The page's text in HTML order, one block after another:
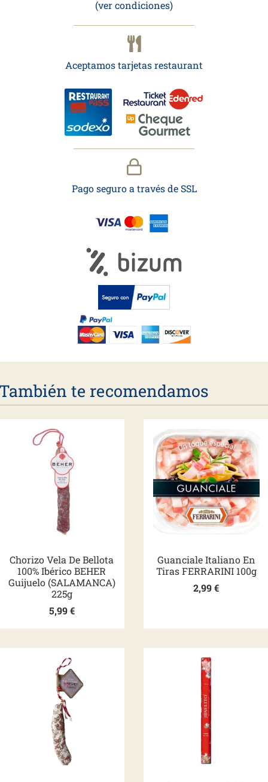
(ver condiciones)
Aceptamos tarjetas restaurant
Pago seguro a través de SSL
te recomendamos
Chorizo Vela De Bellota
100% Ibérico BEHER
Guijuelo (SALAMANCA)
225g
5,99€
Guanciale Italiano En
Tiras FERRARINI 100g
2,99€